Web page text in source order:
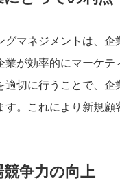
グマネジメントは、
業が効率的にマーケ
適切に行うことで、
す。これにより新規顧
競争力の向上